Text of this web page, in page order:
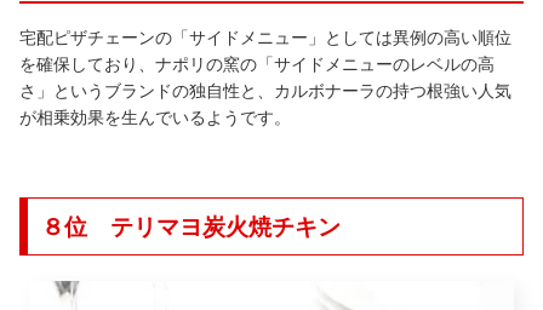
宅配ピザチェーンの「サイドメニュー」としては異例の高い順位
を確保しており、ナポリの窯の「サイドメニューのレベルの高
さ」というブランドの独自性と、カルボナーラの持つ根強い人気
が相乗効果を生んでいるようです。
８位 テリマヨ炭火焼チキン